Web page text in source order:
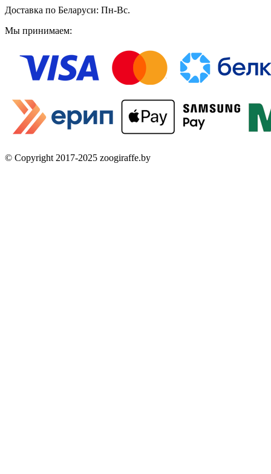
Доставка по Беларуси: Пн-Вс.
Мы принимаем:
© Copyright 2017-2025 zoogiraffe.by